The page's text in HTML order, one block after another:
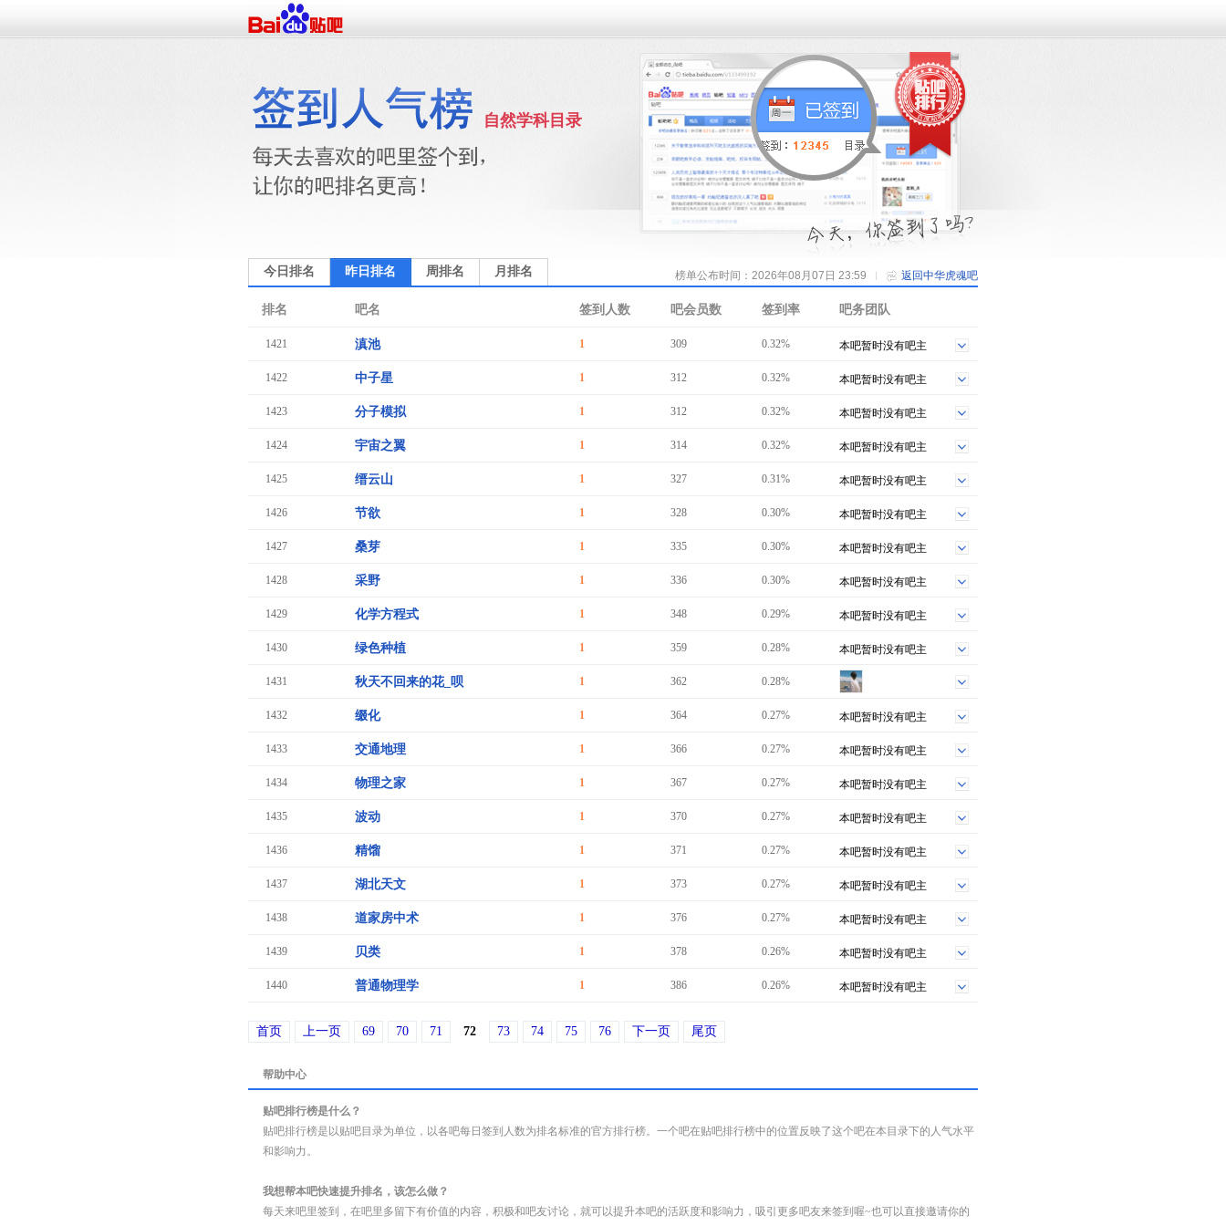
自然学科目录
今日排名 昨日排名 周排名 月排名 返回中华虎魂吧
榜单公布时间：2026年08月07日 23:59
排名 吧名 签到人数 吧会员数 签到率 吧务团队
1421 滇池 1 309 0.32% 本吧暂时没有吧主
1422 中子星 1 312 0.32% 本吧暂时没有吧主
1423 分子模拟 1 312 0.32% 本吧暂时没有吧主
1424 宇宙之翼 1 314 0.32% 本吧暂时没有吧主
1425 缙云山 1 327 0.31% 本吧暂时没有吧主
1426 节欲 1 328 0.30% 本吧暂时没有吧主
1427 桑芽 1 335 0.30% 本吧暂时没有吧主
1428 采野 1 336 0.30% 本吧暂时没有吧主
1429 化学方程式 1 348 0.29% 本吧暂时没有吧主
1430 绿色种植 1 359 0.28% 本吧暂时没有吧主
1431 秋天不回来的花_呗 1 362 0.28%
1432 缀化 1 364 0.27% 本吧暂时没有吧主
1433 交通地理 1 366 0.27% 本吧暂时没有吧主
1434 物理之家 1 367 0.27% 本吧暂时没有吧主
1435 波动 1 370 0.27% 本吧暂时没有吧主
1436 精馏 1 371 0.27% 本吧暂时没有吧主
1437 湖北天文 1 373 0.27% 本吧暂时没有吧主
1438 道家房中术 1 376 0.27% 本吧暂时没有吧主
1439 贝类 1 378 0.26% 本吧暂时没有吧主
1440 普通物理学 1 386 0.26% 本吧暂时没有吧主
首页 上一页 69 70 71 72 73 74 75 76 下一页 尾页
帮助中心
贴吧排行榜是什么？
贴吧排行榜是以贴吧目录为单位，以各吧每日签到人数为排名标准的官方排行榜。一个吧在贴吧排行榜中的位置反映了这个吧在本目录下的人气水平
和影响力。
我想帮本吧快速提升排名，该怎么做？
每天来吧里签到，在吧里多留下有价值的内容，积极和吧友讨论，就可以提升本吧的活跃度和影响力，吸引更多吧友来签到喔~也可以直接邀请你的